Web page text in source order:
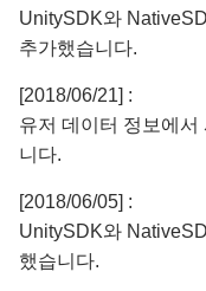
UnitySDK와
추가했습니다.
[2018/06/21] :
유저 데이터 정보에
니다.
[2018/06/05] :
UnitySDK와
했습니다.